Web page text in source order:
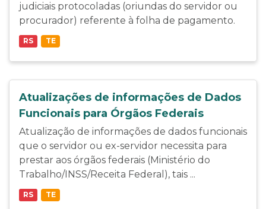
judiciais protocoladas (oriundas do servidor ou
procurador) referente à folha de pagamento.
RS TE
Atualizações de informações de Dados
Funcionais para Órgãos Federais
Atualização de informações de dados funcionais
que o servidor ou ex-servidor necessita para
prestar aos órgãos federais (Ministério do
Trabalho/INSS/Receita Federal), tais ...
RS TE